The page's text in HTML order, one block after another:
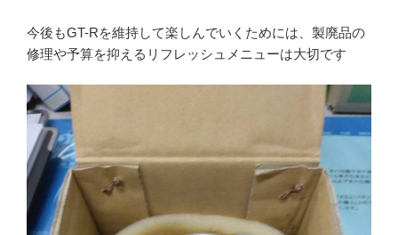
今後もGT-Rを維持して楽しんでいくためには、製廃品の
修理や予算を抑えるリフレッシュメニューは大切です